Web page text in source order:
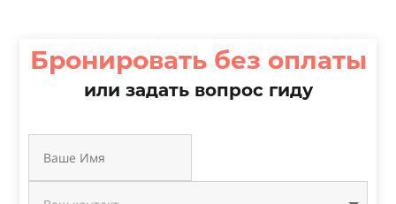
Бронировать без оплаты
или задать вопрос гиду